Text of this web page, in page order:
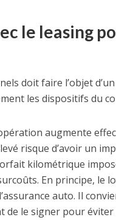
le leasing
doit faire l’objet
les dispositifs du
augmente
risque d’avoir un
kilométrique
En principe, le
auto. Il
de le signer pour